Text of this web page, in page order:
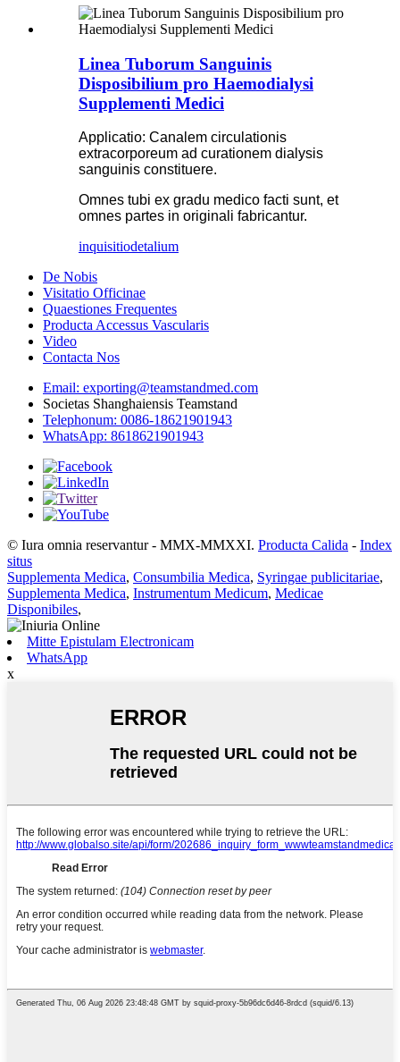
Linea Tuborum Sanguinis
Disposibilium pro Haemodialysi
Supplementi Medici
Applicatio: Canalem circulationis
extracorporeum ad curationem dialysis
sanguinis constituere.
Omnes tubi ex gradu medico facti sunt, et
omnes partes in originali fabricantur.
inquisitiodetalium
De Nobis
Visitatio Officinae
Quaestiones Frequentes
Producta Accessus Vascularis
Video
Contacta Nos
Email: exporting@teamstandmed.com
Societas Shanghaiensis Teamstand
Telephonum: 0086-18621901943
WhatsApp: 8618621901943
© Iura omnia reservantur - MMX-MMXXI. Producta Calida - Index
situs
Supplementa Medica, Consumbilia Medica, Syringae publicitariae,
Supplementa Medica, Instrumentum Medicum, Medicae
Disponibiles,
Mitte Epistulam Electronicam
WhatsApp
x